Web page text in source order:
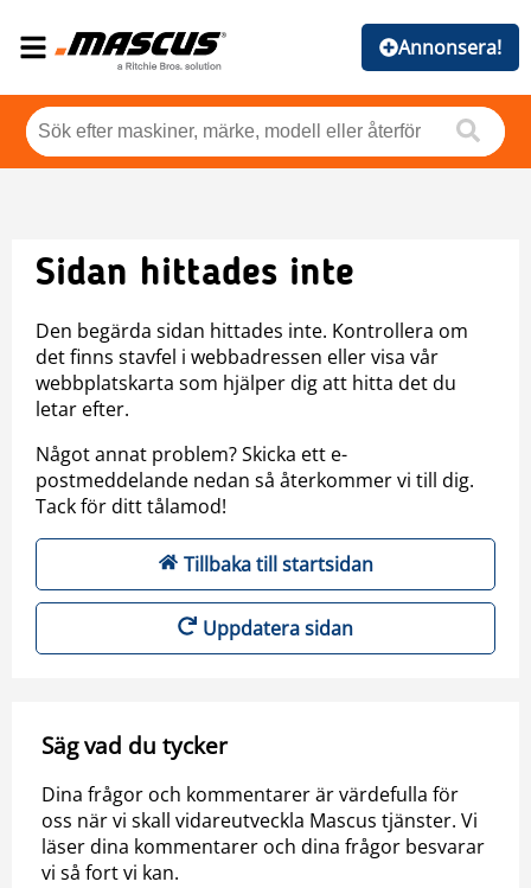
Annonsera!
Sidan hittades inte
Den begärda sidan hittades inte. Kontrollera om
det finns stavfel i webbadressen eller visa vår
webbplatskarta som hjälper dig att hitta det du
letar efter.
Något annat problem? Skicka ett e-
postmeddelande nedan så återkommer vi till dig.
Tack för ditt tålamod!
Tillbaka till startsidan
Uppdatera sidan
Säg vad du tycker
Dina frågor och kommentarer är värdefulla för
oss när vi skall vidareutveckla Mascus tjänster. Vi
läser dina kommentarer och dina frågor besvarar
vi så fort vi kan.